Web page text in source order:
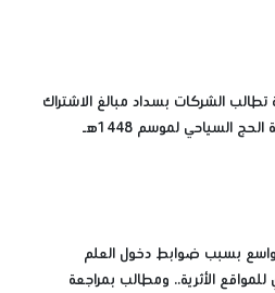
تطالب الشركات بسداد مبالغ الاشتراك
السياحي لموسم 1448هـ
بسبب ضوابط دخول العلم
الأثرية.. ومطالب بمراجعة